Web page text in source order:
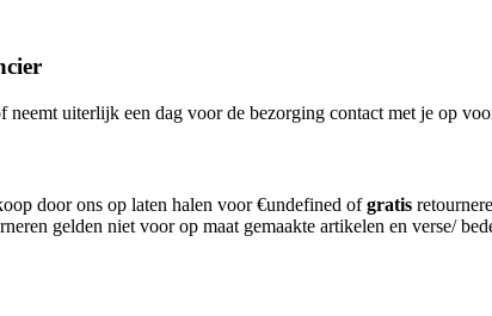
neemt uiterlijk een dag voor de bezorging contact met je op
door ons op laten halen voor €undefined ofgratis
gelden niet voor op maat gemaakte artikelen en verse/